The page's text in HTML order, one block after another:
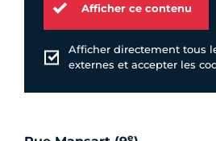
Afficher ce contenu
Afficher directement tous
externes et accepter les
e